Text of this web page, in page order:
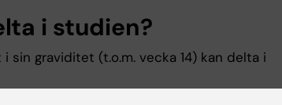
i studien?
sin graviditet (t.o.m. vecka 14) kan delta i